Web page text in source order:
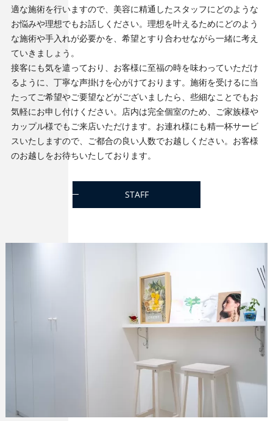
適な施術を行いますので、美容に精通したスタッフにどのような
お悩みや理想でもお話しください。理想を叶えるためにどのよう
な施術や手入れが必要かを、希望とすり合わせながら一緒に考え
ていきましょう。
接客にも気を遣っており、お客様に至福の時を味わっていただけ
るように、丁寧な声掛けを心がけております。施術を受けるに当
たってご希望やご要望などがございましたら、些細なことでもお
気軽にお申し付けください。店内は完全個室のため、ご家族様や
カップル様でもご来店いただけます。お連れ様にも精一杯サービ
スいたしますので、ご都合の良い人数でお越しください。お客様
のお越しをお待ちいたしております。
STAFF